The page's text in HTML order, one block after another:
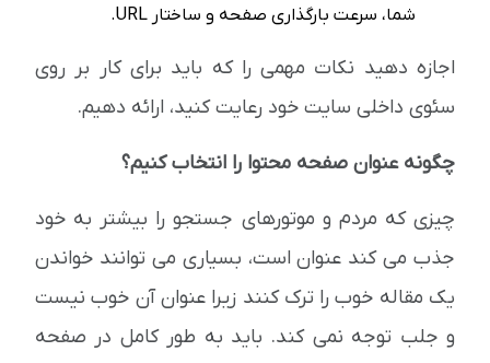
شما، سرعت بارگذاری صفحه و ساختار URL.
اجازه دهید نکات مهمی را که باید برای کار بر روی
سئوی داخلی سایت خود رعایت کنید، ارائه دهیم.
چگونه عنوان صفحه محتوا را انتخاب کنیم؟
چیزی که مردم و موتورهای جستجو را بیشتر به خود
جذب می کند عنوان است، بسیاری می توانند خواندن
یک مقاله خوب را ترک کنند زیرا عنوان آن خوب نیست
و جلب توجه نمی کند. باید به طور کامل در صفحه